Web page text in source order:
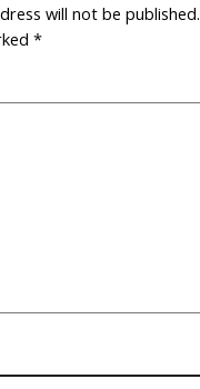
will not be published.
*